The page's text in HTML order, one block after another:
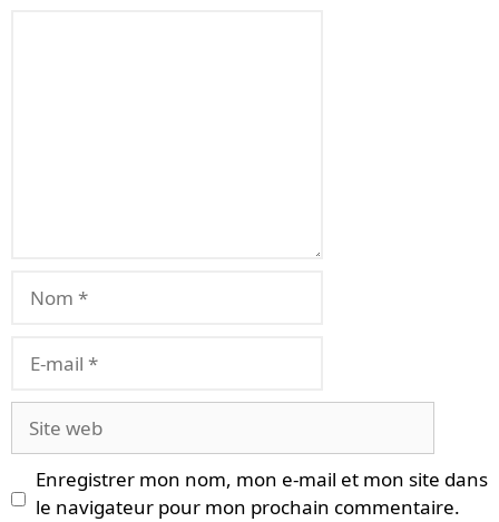
mail
web
Enregistrer mon nom, mon e-mail et mon site dans
le navigateur pour mon prochain commentaire.